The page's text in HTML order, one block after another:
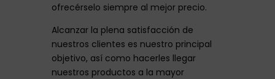
ofrecérselo siempre al mejor precio.
Alcanzar la plena satisfacción de
nuestros clientes es nuestro principal
objetivo, así como hacerles llegar
nuestros productos a la mayor